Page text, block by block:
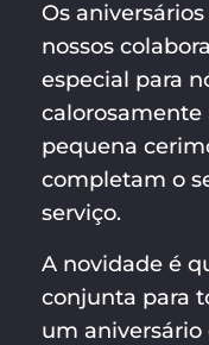
Os
nossos
especial para
calorosamente
pequena
completam o
serviço.
A novidade é
conjunta para
um aniversário